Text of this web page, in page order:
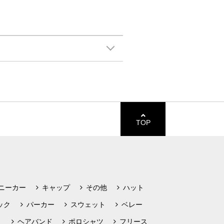
TOP
ーカー キャップ その他 ハット
ク パーカー スウェット ベレー
ヘアバンド ポロシャツ フリース